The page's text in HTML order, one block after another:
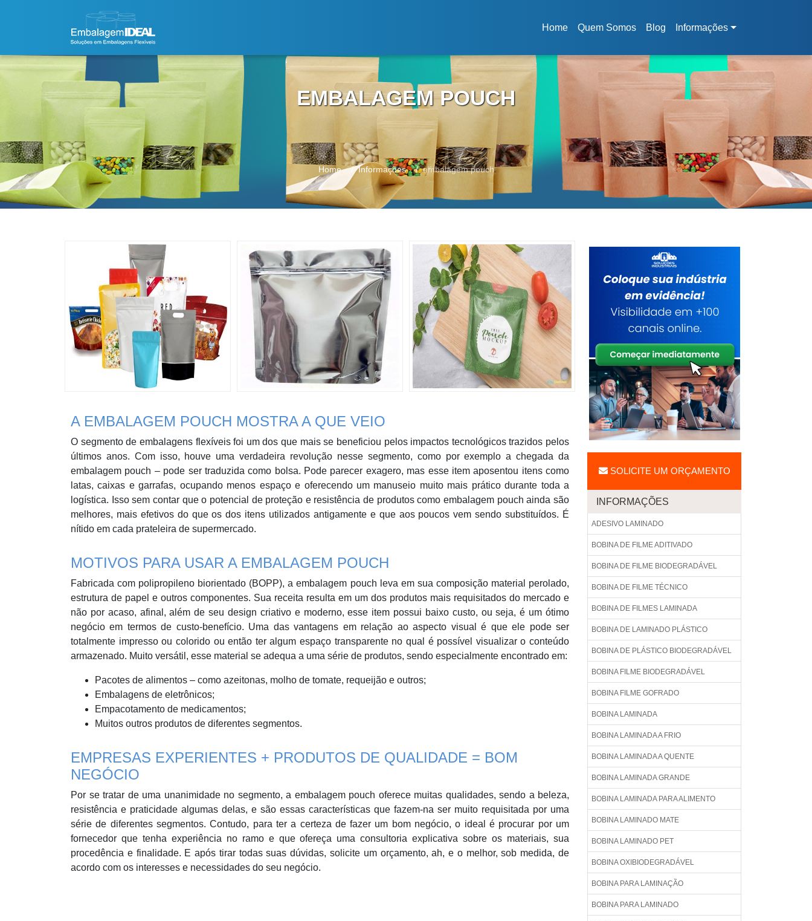
Home
(current)
Quem Somos Blog Informações
EMBALAGEM POUCH
Home Informações embalagem pouch
A EMBALAGEM POUCH MOSTRA A QUE VEIO
O segmento de embalagens flexíveis foi um dos que mais se beneficiou pelos impactos tecnológicos trazidos pelos
últimos anos. Com isso, houve uma verdadeira revolução nesse segmento, como por exemplo a chegada da
embalagem pouch – pode ser traduzida como bolsa. Pode parecer exagero, mas esse item aposentou itens como
latas, caixas e garrafas, ocupando menos espaço e oferecendo um manuseio muito mais prático durante toda a
logística. Isso sem contar que o potencial de proteção e resistência de produtos como embalagem pouch ainda são
melhores, mais efetivos do que os dos itens utilizados antigamente e que aos poucos vem sendo substituídos. É
nítido em cada prateleira de supermercado.
MOTIVOS PARA USAR A EMBALAGEM POUCH
Fabricada com polipropileno biorientado (BOPP), a embalagem pouch leva em sua composição material perolado,
estrutura de papel e outros componentes. Sua receita resulta em um dos produtos mais requisitados do mercado e
não por acaso, afinal, além de seu design criativo e moderno, esse item possui baixo custo, ou seja, é um ótimo
negócio em termos de custo-benefício. Uma das vantagens em relação ao aspecto visual é que ele pode ser
totalmente impresso ou colorido ou então ter algum espaço transparente no qual é possível visualizar o conteúdo
armazenado. Muito versátil, esse material se adequa a uma série de produtos, sendo especialmente encontrado em:
Pacotes de alimentos – como azeitonas, molho de tomate, requeijão e outros;
Embalagens de eletrônicos;
Empacotamento de medicamentos;
Muitos outros produtos de diferentes segmentos.
EMPRESAS EXPERIENTES + PRODUTOS DE QUALIDADE = BOM
NEGÓCIO
Por se tratar de uma unanimidade no segmento, a embalagem pouch oferece muitas qualidades, sendo a beleza,
resistência e praticidade algumas delas, e são essas características que fazem-na ser muito requisitada por uma
série de diferentes segmentos. Contudo, para ter a certeza de fazer um bom negócio, o ideal é procurar por um
fornecedor que tenha experiência no ramo e que ofereça uma consultoria explicativa sobre os materiais, sua
procedência e finalidade. E após tirar todas suas dúvidas, solicite um orçamento, ah, e o melhor, sob medida, de
acordo com os interesses e necessidades do seu negócio.
SOLICITE UM ORÇAMENTO
INFORMAÇÕES
ADESIVO LAMINADO
BOBINA DE FILME ADITIVADO
BOBINA DE FILME BIODEGRADÁVEL
BOBINA DE FILME TÉCNICO
BOBINA DE FILMES LAMINADA
BOBINA DE LAMINADO PLÁSTICO
BOBINA DE PLÁSTICO BIODEGRADÁVEL
BOBINA FILME BIODEGRADÁVEL
BOBINA FILME GOFRADO
BOBINA LAMINADA
BOBINA LAMINADA A FRIO
BOBINA LAMINADA A QUENTE
BOBINA LAMINADA GRANDE
BOBINA LAMINADA PARA ALIMENTO
BOBINA LAMINADO MATE
BOBINA LAMINADO PET
BOBINA OXIBIODEGRADÁVEL
BOBINA PARA LAMINAÇÃO
BOBINA PARA LAMINADO